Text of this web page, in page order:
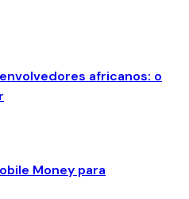
africanos: o
Money para